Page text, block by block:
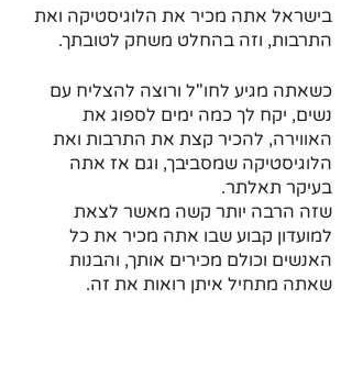
בישראל אתה מכיר את הלוגיסטיקה ואת
התרבות, וזה בהחלט משחק לטובתך.
כשאתה מגיע לחו"ל ורוצה להצליח עם
נשים, יקח לך כמה ימים לספוג את
האווירה, להכיר קצת את התרבות ואת
הלוגיסטיקה שמסביבך, וגם אז אתה
בעיקר תאלתר.
שזה הרבה יותר קשה מאשר לצאת
למועדון קבוע שבו אתה מכיר את כל
האנשים וכולם מכירים אותך, והבנות
שאתה מתחיל איתן רואות את זה.